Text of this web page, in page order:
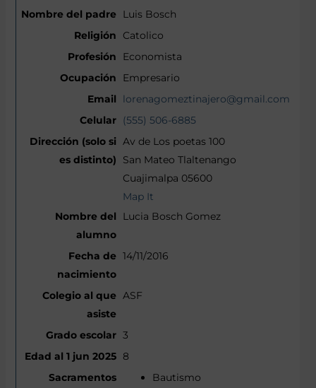
Luis Bosch
Catolico
Economista
Empresario
lorenagomeztinajero@gmail.com
(555) 506-6885
Av de Los poetas 100
San Mateo Tlaltenango
Cuajimalpa 05600
Map It
Lucia Bosch Gomez
14/11/2016
ASF
3
8
Bautismo